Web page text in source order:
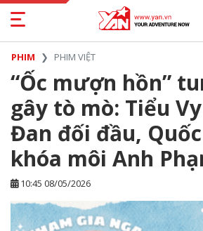
PHIM PHIM VIỆT
“Ốc mượn hồn”
gây tò mò: Tiểu
Đan đối đầu,
khóa môi Anh
10:45 08/05/2026